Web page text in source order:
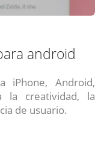
android
iPhone, Android,
la creatividad, la
de usuario.